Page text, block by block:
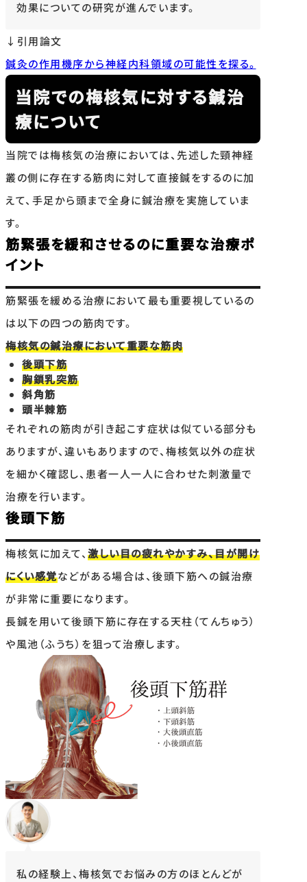
効果についての研究が進んでいます。
↓引用論文
鍼灸の作用機序から神経内科領域の可能性を探る。
当院での梅核気に対する鍼治
療について
当院では梅核気の治療においては、先述した頸神経
叢の側に存在する筋肉に対して直接鍼をするのに加
えて、手足から頭まで全身に鍼治療を実施していま
す。
筋緊張を緩和させるのに重要な治療ポ
イント
筋緊張を緩める治療において最も重要視しているの
は以下の四つの筋肉です。
梅核気の鍼治療において重要な筋肉
後頭下筋
胸鎖乳突筋
斜角筋
頭半棘筋
それぞれの筋肉が引き起こす症状は似ている部分も
ありますが、違いもありますので、梅核気以外の症状
を細かく確認し、患者一人一人に合わせた刺激量で
治療を行います。
後頭下筋
梅核気に加えて、激しい目の疲れやかすみ、目が開け
にくい感覚などがある場合は、後頭下筋への鍼治療
が非常に重要になります。
長鍼を用いて後頭下筋に存在する天柱（てんちゅう）
や風池（ふうち）を狙って治療します。
私の経験上、梅核気でお悩みの方のほとんどが